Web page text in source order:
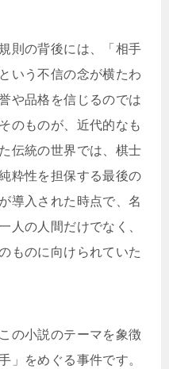
則の背後には、「相手
いう不信の念が横たわ
や品格を信じるのでは
のものが、近代的なも
伝統の世界では、棋士
粋性を担保する最後の
導入された時点で、名
人の人間だけでなく、
ものに向けられていた
の小説のテーマを象徴
」をめぐる事件です。